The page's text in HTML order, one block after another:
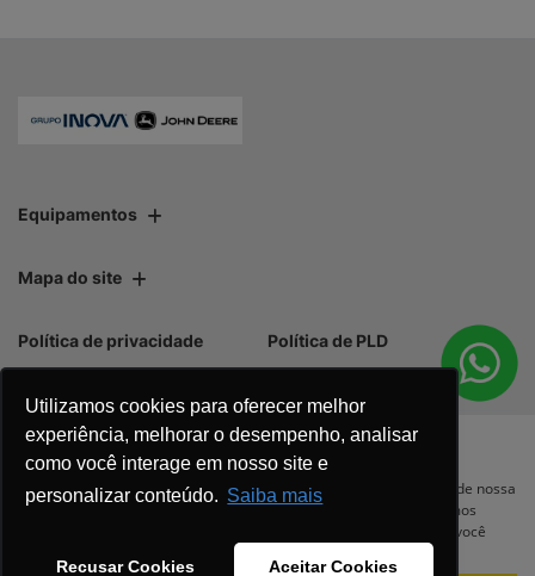
Utilizamos cookies para oferecer melhor
experiência, melhorar o desempenho, analisar
como você interage em nosso site e
personalizar conteúdo. Saiba mais
Recusar Cookies Aceitar Cookies
Equipamentos
Mapa do site
Política de privacidade Política de PLD
No trânsito, enxergar o outro salva
Para otimizar sua experiência durante a navegação, fazemos uso de nossa
política de cookies e para proteger seus dados pessoais respeitamos
. Ao seguir com a navegação e visita você